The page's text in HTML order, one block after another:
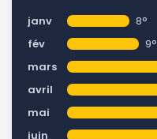
janv
8°
fév
9°
mars
avril
mai
juin